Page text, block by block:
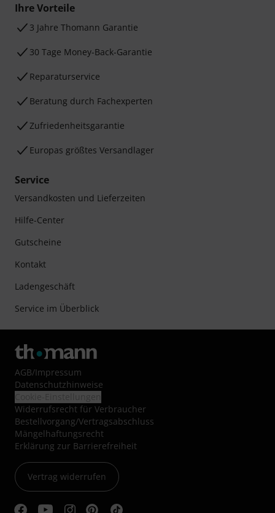
Ihre Vorteile
3 Jahre Thomann Garantie
30 Tage Money-Back-Garantie
Reparaturservice
Beratung durch Fachexperten
Zufriedenheitsgarantie
Europas größtes Versandlager
Service
Versandkosten und Lieferzeiten
Hilfe-Center
Gutscheine
Kontakt
Ladengeschäft
Service im Überblick
AGB/Impressum
Datenschutzhinweise
Widerrufsrecht für Verbraucher
Bestellvorgang/Vertragsabschluss
Mängelhaftungsrecht
Erklärung zur Barrierefreiheit
Vertrag widerrufen